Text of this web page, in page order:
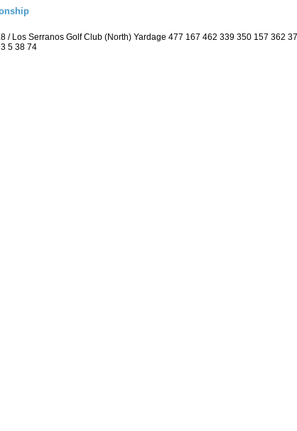
/ Los Serranos Golf Club (North) Yardage 477 167 462 339 350 157 362
5 38 74